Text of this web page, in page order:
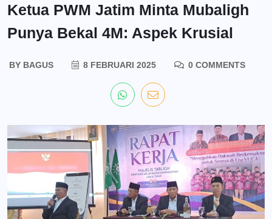
Ketua PWM Jatim Minta Mubaligh
Punya Bekal 4M: Aspek Krusial
BYBAGUS 8 FEBRUARI 2025 0 COMMENTS